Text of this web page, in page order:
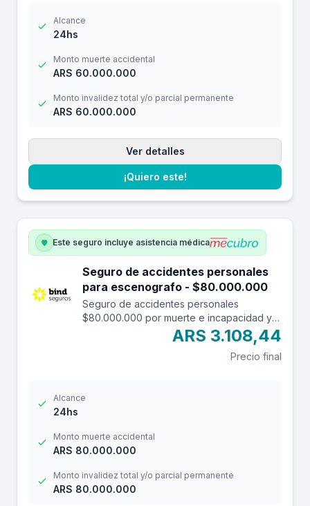
Alcance
24hs
Monto muerte accidental
ARS 60.000.000
Monto invalidez total y/o parcial permanente
ARS 60.000.000
Ver detalles
¡Quiero este!
Este seguro incluye asistencia médica
Seguro de accidentes personales
para escenografo - $80.000.000
Seguro de accidentes personales
$80.000.000 por muerte e incapacidad y
$10.000.000 por reembolso de gastos
médicos con una franquicia de $3.000.-
ARS 3.108,44
Precio final
Alcance
24hs
Monto muerte accidental
ARS 80.000.000
Monto invalidez total y/o parcial permanente
ARS 80.000.000